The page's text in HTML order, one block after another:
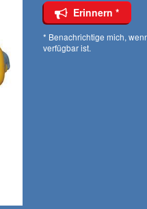
Erinnern *
* Benachrichtige mich,
verfügbar ist.